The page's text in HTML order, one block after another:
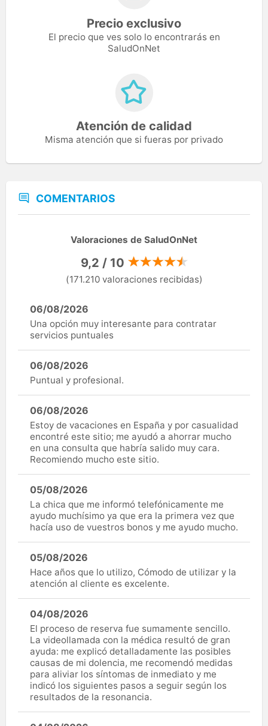
Precio exclusivo
El precio que ves solo lo encontrarás en
SaludOnNet
Atención de calidad
Misma atención que si fueras por privado
COMENTARIOS
Valoraciones de SaludOnNet
9,2 / 10
(171.210 valoraciones recibidas)
06/08/2026
Una opción muy interesante para contratar
servicios puntuales
06/08/2026
Puntual y profesional.
06/08/2026
Estoy de vacaciones en España y por casualidad
encontré este sitio; me ayudó a ahorrar mucho
en una consulta que habría salido muy cara.
Recomiendo mucho este sitio.
05/08/2026
La chica que me informó telefónicamente me
ayudo muchísimo ya que era la primera vez que
hacía uso de vuestros bonos y me ayudo mucho.
05/08/2026
Hace años que lo utilizo, Cómodo de utilizar y la
atención al cliente es excelente.
04/08/2026
El proceso de reserva fue sumamente sencillo.
La videollamada con la médica resultó de gran
ayuda: me explicó detalladamente las posibles
causas de mi dolencia, me recomendó medidas
para aliviar los síntomas de inmediato y me
indicó los siguientes pasos a seguir según los
resultados de la resonancia.